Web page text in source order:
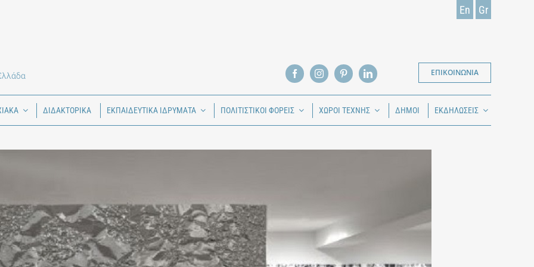
En Gr
ΕΠΙΚΟΙΝΩΝΙΑ
ΔΙΔΑΚΤΟΡΙΚΑ ΕΚΠΑΙΔΕΥΤΙΚΑ ΙΔΡΥΜΑΤΑ ΠΟΛΙΤΙΣΤΙΚΟΙ ΦΟΡΕΙΣ ΧΩΡΟΙ ΤΕΧΝΗΣ ΔΗΜΟΙ ΕΚΔΗΛΩΣΕΙΣ